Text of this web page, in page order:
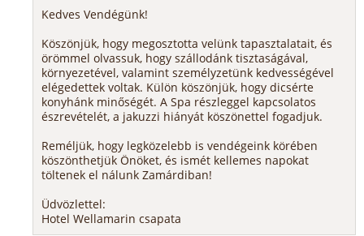
Kedves Vendégünk!
Köszönjük, hogy megosztotta velünk tapasztalatait, és
örömmel olvassuk, hogy szállodánk tisztaságával,
környezetével, valamint személyzetünk kedvességével
elégedettek voltak. Külön köszönjük, hogy dicsérte
konyhánk minőségét. A Spa részleggel kapcsolatos
észrevételét, a jakuzzi hiányát köszönettel fogadjuk.
Reméljük, hogy legközelebb is vendégeink körében
köszönthetjük Önöket, és ismét kellemes napokat
töltenek el nálunk Zamárdiban!
Üdvözlettel:
Hotel Wellamarin csapata